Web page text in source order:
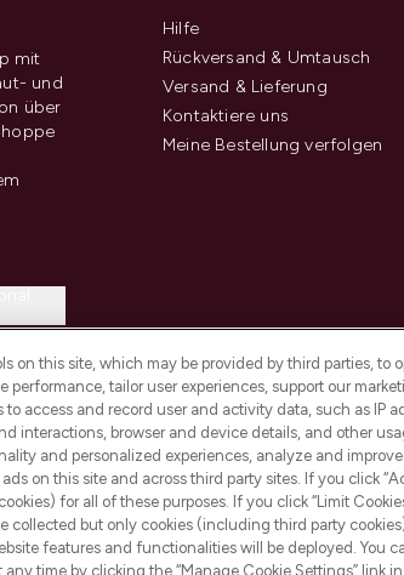
mit
und
über
Hilfe
Rückversand & Umtausch
Versand & Lieferung
Kontaktiere uns
Meine Bestellung verfolgen
54 80538 Munich
on this site, which may be provided by third parties, to
performance, tailor user experiences, support our
access and record user and activity data, such as IP
interactions, browser and device details, and other
and personalized experiences, analyze and
on this site and across third party sites. If you click
for all of these purposes. If you click “Limit
collected but only cookies (including third party
features and functionalities will be deployed. You
time by clicking the “Manage Cookie Settings” link